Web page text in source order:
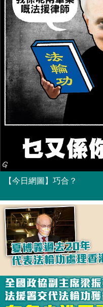
【今日網圖】巧合？